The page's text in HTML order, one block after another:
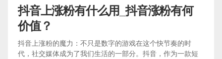
抖音上涨粉有什么用_抖音涨粉有何
价值？
抖音上涨粉的魔力：不只是数字的游戏在这个快节奏的时
代，社交媒体成为了我们生活的一部分。抖音，作为一款短